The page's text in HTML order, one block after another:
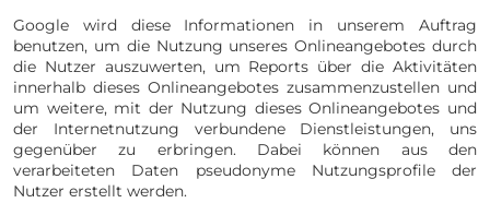
Google wird diese Informationen in unserem Auftrag
benutzen, um die Nutzung unseres Onlineangebotes durch
die Nutzer auszuwerten, um Reports über die Aktivitäten
innerhalb dieses Onlineangebotes zusammenzustellen und
um weitere, mit der Nutzung dieses Onlineangebotes und
der Internetnutzung verbundene Dienstleistungen, uns
gegenüber zu erbringen. Dabei können aus den
verarbeiteten Daten pseudonyme Nutzungsprofile der
Nutzer erstellt werden.